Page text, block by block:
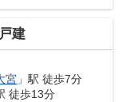
建
宮 」駅 徒歩7分
徒歩13分